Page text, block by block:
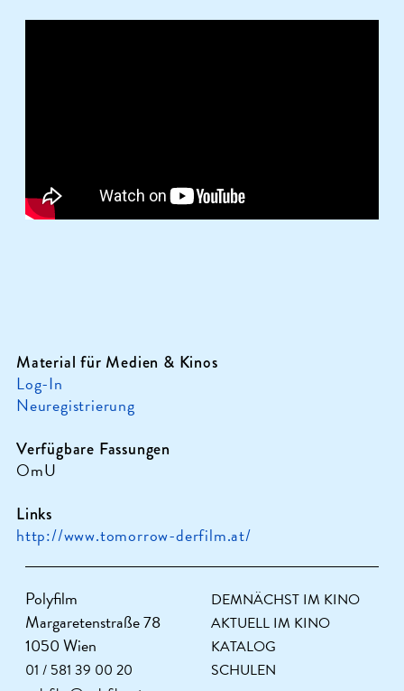
Material für Medien & Kinos
Log-In
Neuregistrierung
Verfügbare Fassungen
OmU
Links
http://www.tomorrow-derfilm.at/
Polyfilm
Margaretenstraße 78
1050 Wien
01 / 581 39 00 20
DEMNÄCHST IM KINO
AKTUELL IM KINO
KATALOG
SCHULEN